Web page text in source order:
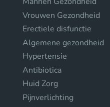
Vrouwen Gezondheid
Erectiele disfunctie
Algemene gezondheid
Hypertensie
Antibiotica
Huid Zorg
Pijnverlichting